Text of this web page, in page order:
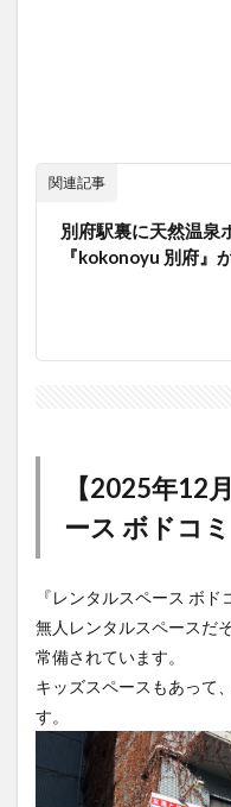
関連記事
別府駅裏に天然温泉
『kokonoyu 別府』
【2025年12
ース ボドコミ
『レンタルスペース ボ
無人レンタルスペースだ
常備されています。
キッズスペースもあって
す。